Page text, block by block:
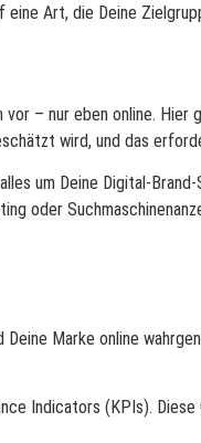
eine Art, die Deine
– nur eben online.
wird, und das
um Deine Digital-
oder
Marke online
Indicators (KPIs). Diese